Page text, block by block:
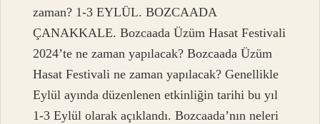
zaman? 1-3 EYLÜL. BOZCAADA
ÇANAKKALE. Bozcaada Üzüm Hasat Festivali
2024’te ne zaman yapılacak? Bozcaada Üzüm
Hasat Festivali ne zaman yapılacak? Genellikle
Eylül ayında düzenlenen etkinliğin tarihi bu yıl
1-3 Eylül olarak açıklandı. Bozcaada’nın neleri